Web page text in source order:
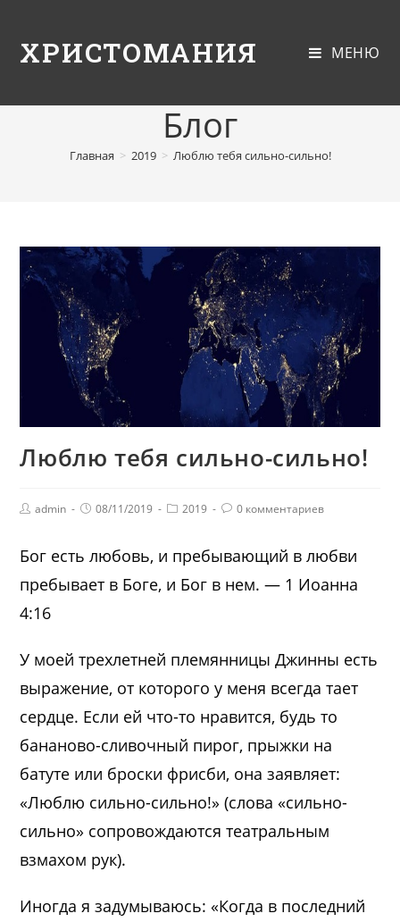
ХРИСТОМАНИЯ МЕНЮ
Блог
Главная > 2019 > Люблю тебя сильно-сильно!
Люблю тебя сильно-сильно!
admin 08/11/2019 2019 0 комментариев
Бог есть любовь, и пребывающий в любви
пребывает в Боге, и Бог в нем. — 1 Иоанна
4:16
У моей трехлетней племянницы Джинны есть
выражение, от которого у меня всегда тает
сердце. Если ей что-то нравится, будь то
бананово-сливочный пирог, прыжки на
батуте или броски фрисби, она заявляет:
«Люблю сильно-сильно!» (слова «сильно-
сильно» сопровождаются театральным
взмахом рук).
Иногда я задумываюсь: «Когда в последний